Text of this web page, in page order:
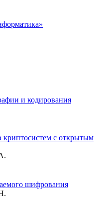
и кодирования
криптосистем с открытым
шифрования